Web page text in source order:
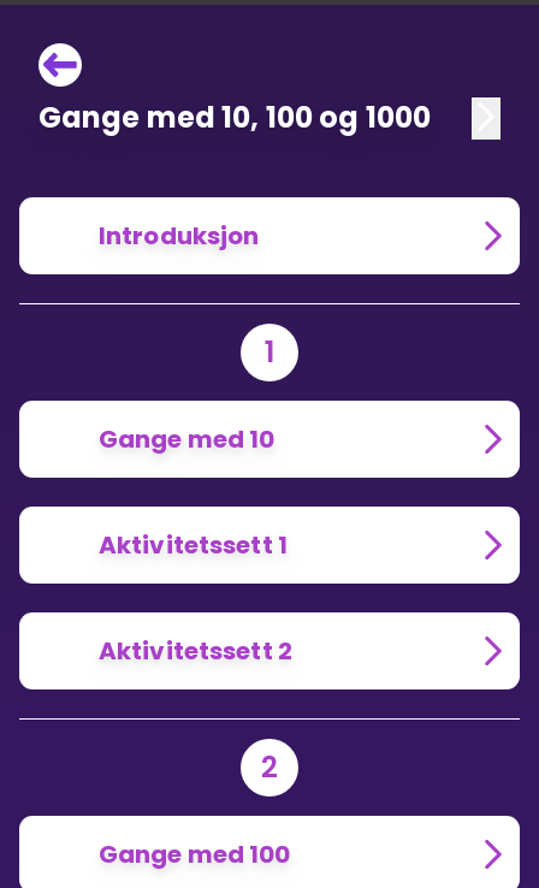
Gange med 10, 100 og 1000
Introduksjon
1
Gange med 10
Aktivitetssett 1
Aktivitetssett 2
2
Gange med 100